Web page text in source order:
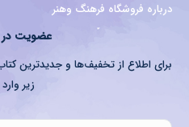
درباره فروشگاه فرهنگ وهنر
عضویت در
برای اطلاع از تخفیف‌ها و جدیدترین
زیر